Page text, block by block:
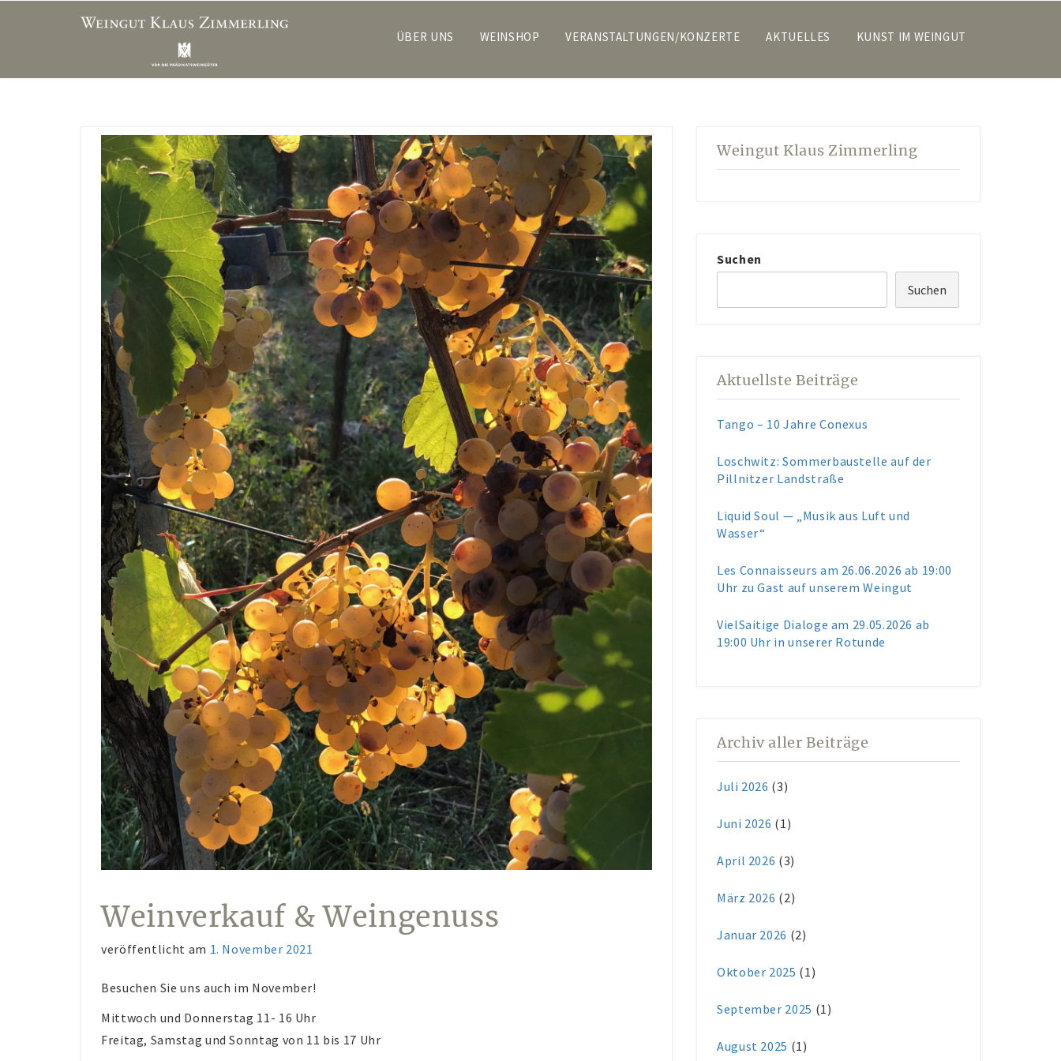
ÜBER UNS WEINSHOP VERANSTALTUNGEN/KONZERTE AKTUELLES KUNST IM WEINGUT
Weinverkauf & Weingenuss
veröffentlicht am 1. November 2021
Besuchen Sie uns auch im November!
Mittwoch und Donnerstag 11- 16 Uhr
Freitag, Samstag und Sonntag von 11 bis 17 Uhr
Weingut Klaus Zimmerling
Suchen
Suchen
Aktuellste Beiträge
Tango – 10 Jahre Conexus
Loschwitz: Sommerbaustelle auf der
Pillnitzer Landstraße
Liquid Soul — „Musik aus Luft und
Wasser“
Les Connaisseurs am 26.06.2026 ab 19:00
Uhr zu Gast auf unserem Weingut
VielSaitige Dialoge am 29.05.2026 ab
19:00 Uhr in unserer Rotunde
Archiv aller Beiträge
Juli 2026 (3)
Juni 2026 (1)
April 2026 (3)
März 2026 (2)
Januar 2026 (2)
Oktober 2025 (1)
September 2025 (1)
August 2025 (1)